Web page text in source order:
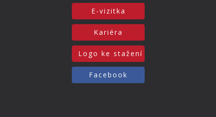
E-vizitka
Kariéra
Logo ke stažení
Facebook